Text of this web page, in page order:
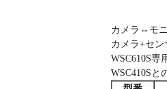
カメラ⇔モ
カメラ+セ
WSC610S専
WSC410Sと